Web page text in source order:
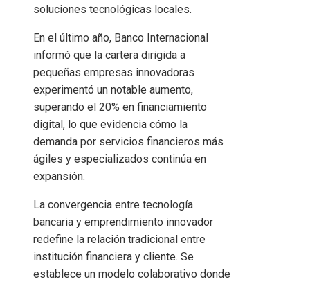
soluciones tecnológicas locales.
En el último año, Banco Internacional
informó que la cartera dirigida a
pequeñas empresas innovadoras
experimentó un notable aumento,
superando el 20% en financiamiento
digital, lo que evidencia cómo la
demanda por servicios financieros más
ágiles y especializados continúa en
expansión.
La convergencia entre tecnología
bancaria y emprendimiento innovador
redefine la relación tradicional entre
institución financiera y cliente. Se
establece un modelo colaborativo donde